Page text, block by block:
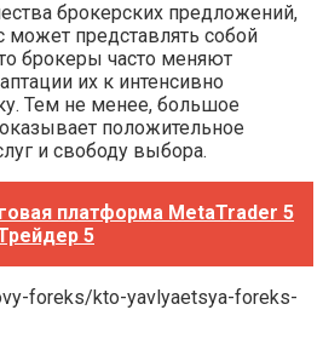
брокерских предложений,
представлять собой
брокеры часто меняют
их к интенсивно
Тем не менее, большое
положительное
и свободу выбора.
платформа MetaTrader 5
5
foreks/kto-yavlyaetsya-foreks-